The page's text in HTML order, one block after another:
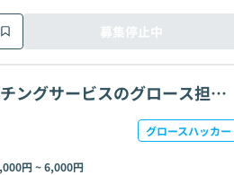
募集停止中
ングサービスのグロース担当
グロースハッカー
円 ~ 6,000円